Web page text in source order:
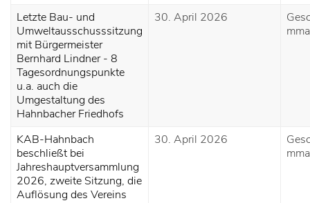
Letzte Bau- und
Umweltausschusssitzung
mit Bürgermeister
Bernhard Lindner - 8
Tagesordnungspunkte
u.a. auch die
Umgestaltung des
Hahnbacher Friedhofs
30. April 2026
mma
KAB-Hahnbach
beschließt bei
Jahreshauptversammlung
2026, zweite Sitzung, die
Auflösung des Vereins
30. April 2026
mma